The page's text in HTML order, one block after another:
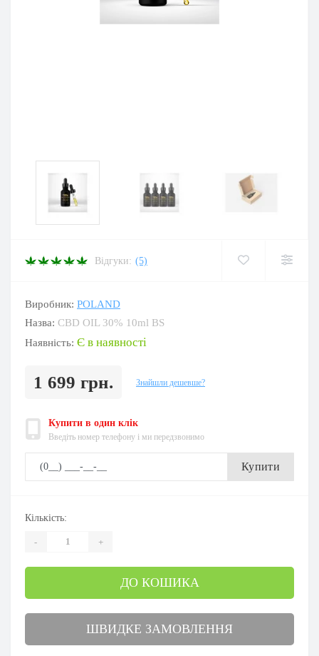
Відгуки: (5)
Виробник: POLAND
Назва: CBD OIL 30% 10ml BS
Наявність: Є в наявності
1 699 грн. Знайшли дешевше?
Купити в один клік
Введіть номер телефону і ми передзвонимо
Купити
Кількість:
- +
ДО КОШИКА
ШВИДКЕ ЗАМОВЛЕННЯ